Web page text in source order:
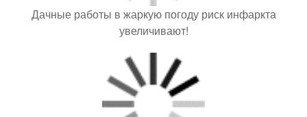
Внимание, дачники! Непрошенных гостей на вашей
земле остерегайтесь!